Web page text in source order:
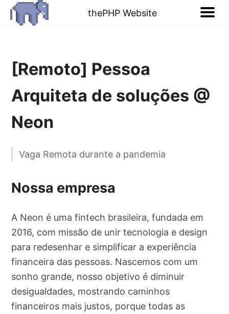
thePHP Website
[Remoto] Pessoa
Arquiteta de soluções @
Neon
Vaga Remota durante a pandemia
Nossa empresa
A Neon é uma fintech brasileira, fundada em
2016, com missão de unir tecnologia e design
para redesenhar e simplificar a experiência
financeira das pessoas. Nascemos com um
sonho grande, nosso objetivo é diminuir
desigualdades, mostrando caminhos
financeiros mais justos, porque todas as